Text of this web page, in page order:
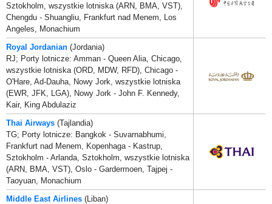
Sztokholm, wszystkie lotniska (ARN, BMA, VST),
Chengdu - Shuangliu, Frankfurt nad Menem, Los
Angeles, Monachium
Royal Jordanian (Jordania)
RJ; Porty lotnicze: Amman - Queen Alia, Chicago,
wszystkie lotniska (ORD, MDW, RFD), Chicago -
O'Hare, Ad-Dauha, Nowy Jork, wszystkie lotniska
(EWR, JFK, LGA), Nowy Jork - John F. Kennedy,
Kair, King Abdulaziz
Thai Airways (Tajlandia)
TG; Porty lotnicze: Bangkok - Suvarnabhumi,
Frankfurt nad Menem, Kopenhaga - Kastrup,
Sztokholm - Arlanda, Sztokholm, wszystkie lotniska
(ARN, BMA, VST), Oslo - Gardermoen, Tajpej -
Taoyuan, Monachium
Middle East Airlines (Liban)